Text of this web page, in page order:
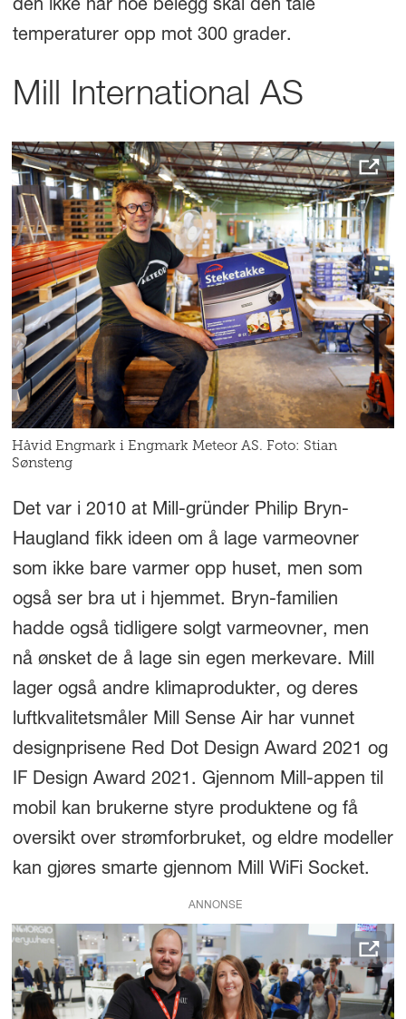
den ikke har noe belegg skal den tåle
temperaturer opp mot 300 grader.
Mill International AS
Håvid Engmark i Engmark Meteor AS. Foto: Stian
Sønsteng
Det var i 2010 at Mill-gründer Philip Bryn-
Haugland fikk ideen om å lage varmeovner
som ikke bare varmer opp huset, men som
også ser bra ut i hjemmet. Bryn-familien
hadde også tidligere solgt varmeovner, men
nå ønsket de å lage sin egen merkevare. Mill
lager også andre klimaprodukter, og deres
luftkvalitetsmåler Mill Sense Air har vunnet
designprisene Red Dot Design Award 2021 og
IF Design Award 2021. Gjennom Mill-appen til
mobil kan brukerne styre produktene og få
oversikt over strømforbruket, og eldre modeller
kan gjøres smarte gjennom Mill WiFi Socket.
ANNONSE